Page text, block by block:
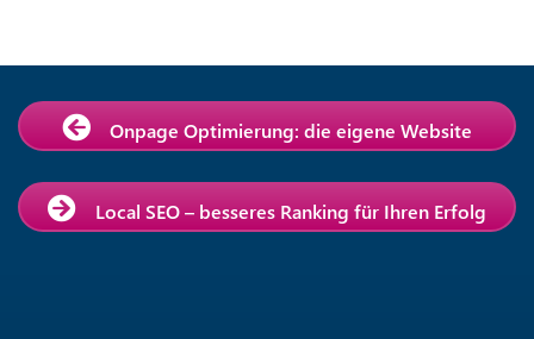
Onpage Optimierung: die eigene Website
Local SEO – besseres Ranking für Ihren Erfolg